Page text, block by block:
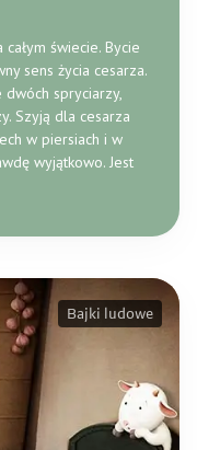
świecie. Bycie
sens życia cesarza.
dwóch spryciarzy,
Szyją dla cesarza
w piersiach i w
wyjątkowo. Jest
Bajki ludowe